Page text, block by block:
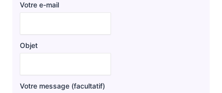
Votre e-mail
Objet
Votre message (facultatif)